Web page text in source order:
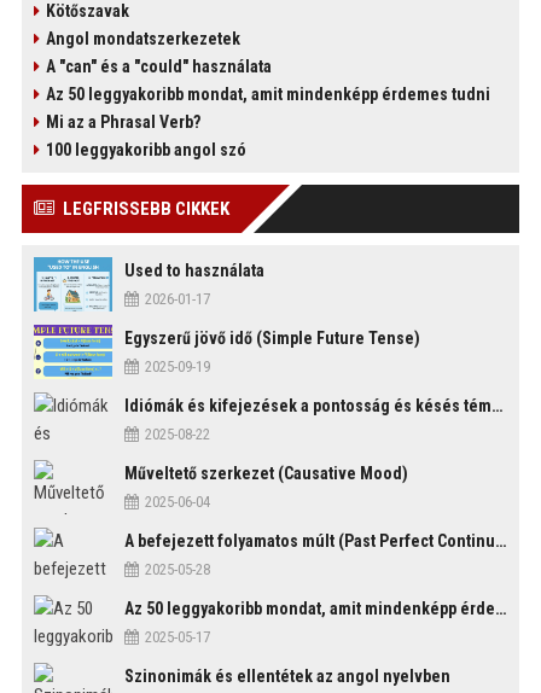
Kötőszavak
Angol mondatszerkezetek
A "can" és a "could" használata
Az 50 leggyakoribb mondat, amit mindenképp érdemes tudni
Mi az a Phrasal Verb?
100 leggyakoribb angol szó
LEGFRISSEBB CIKKEK
Used to használata
2026-01-17
Egyszerű jövő idő (Simple Future Tense)
2025-09-19
Idiómák és kifejezések a pontosság és késés témakörében
2025-08-22
Műveltető szerkezet (Causative Mood)
2025-06-04
A befejezett folyamatos múlt (Past Perfect Continuous Tense)
2025-05-28
Az 50 leggyakoribb mondat, amit mindenképp érdemes tudni
2025-05-17
Szinonimák és ellentétek az angol nyelvben